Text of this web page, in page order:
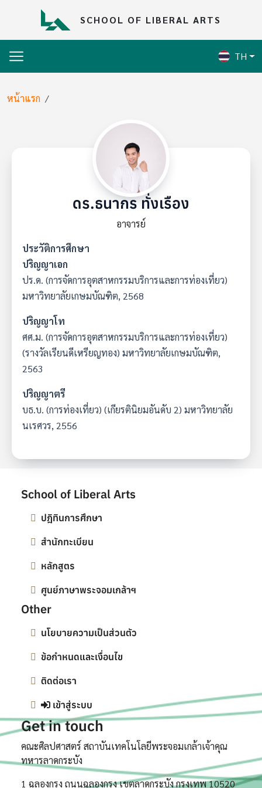
SCHOOL OF LIBERAL ARTS
TH
Breadcrumb
หน้าแรก
ดร.ธนากร ทั่งเรือง
อาจารย์
ประวัติการศึกษา
ปริญญาเอก
ปร.ด. (การจัดการอุตสาหกรรมบริการและการท่องเที่ยว)
มหาวิทยาลัยเกษมบัณฑิต, 2568
ปริญญาโท
ศศ.ม. (การจัดการอุตสาหกรรมบริการและการท่องเที่ยว)
(รางวัลเรียนดีเหรียญทอง) มหาวิทยาลัยเกษมบัณฑิต,
2563
ปริญญาตรี
บธ.บ. (การท่องเที่ยว) (เกียรตินิยมอันดับ 2) มหาวิทยาลัย
นเรศวร, 2556
School of Liberal Arts
ปฎิทินการศึกษา
สำนักทะเบียน
หลักสูตร
ศูนย์ภาษาพระจอมเกล้าฯ
Other
นโยบายความเป็นส่วนตัว
ข้อกำหนดและเงื่อนไข
ติดต่อเรา
เข้าสู่ระบบ
Get in touch
คณะศิลปศาสตร์ สถาบันเทคโนโลยีพระจอมเกล้าเจ้าคุณ
ทหารลาดกระบัง
1 ฉลองกรุง ถนนฉลองกรุง เขตลาดกระบัง กรุงเทพ 10520